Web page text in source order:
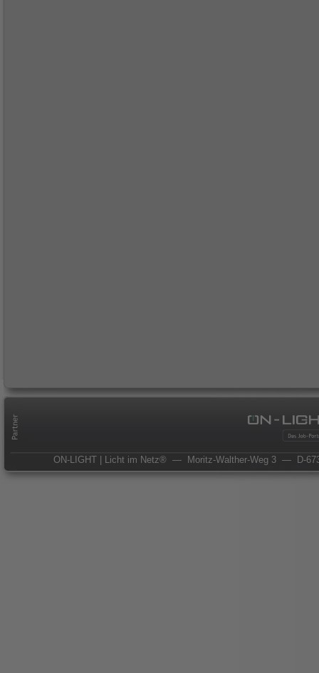
ON-LIGHT | Licht im Netz® — Moritz-Walther-Weg 3 — D-